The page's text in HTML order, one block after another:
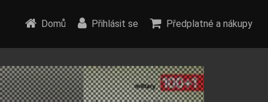
Domů Přihlásit se Předplatné a nákupy